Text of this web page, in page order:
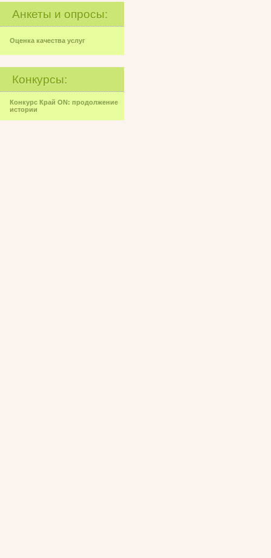
Анкеты и опросы:
Оценка качества услуг
Конкурсы:
Конкурс Край ON: продолжение
истории